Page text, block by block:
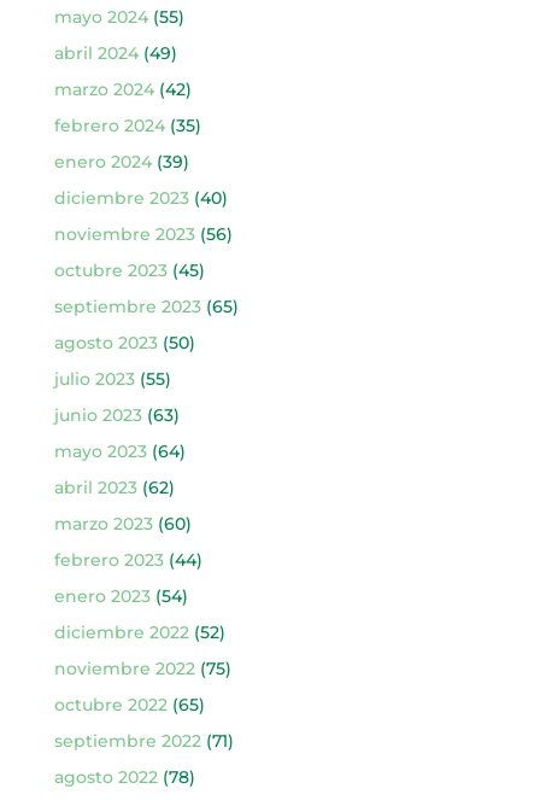
mayo 2024(55)
abril 2024(49)
marzo 2024(42)
febrero 2024(35)
enero 2024(39)
diciembre 2023(40)
noviembre 2023(56)
octubre 2023(45)
septiembre 2023(65)
agosto 2023(50)
julio 2023(55)
junio 2023(63)
mayo 2023(64)
abril 2023(62)
marzo 2023(60)
febrero 2023(44)
enero 2023(54)
diciembre 2022(52)
noviembre 2022(75)
octubre 2022(65)
septiembre 2022(71)
agosto 2022(78)